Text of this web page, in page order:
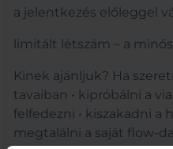
a jelentkezés előleggel
limitált létszám – a
Kinek ajánljuk? Ha
tavaiban • kipróbálni a
felfedezni • kiszakadni a
megtalálni a saját flow-